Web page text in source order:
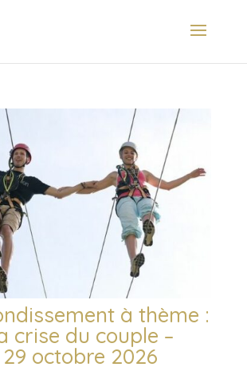
à thème :
crise du couple –
octobre 2026